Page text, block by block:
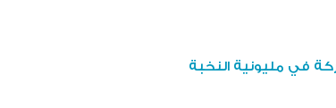
في مليونية النخبة